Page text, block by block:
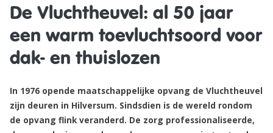
De Vluchtheuvel: al 50 jaar
een warm toevluchtsoord voor
dak- en thuislozen
In 1976 opende maatschappelijke opvang de Vluchtheuvel
zijn deuren in Hilversum. Sindsdien is de wereld rondom
de opvang flink veranderd. De zorg professionaliseerde,